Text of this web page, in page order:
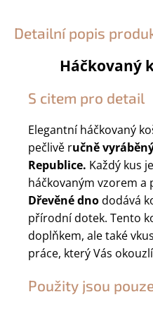
Detailní popis
Háčkovaný
S citem pro detail
Elegantní háčkovaný
pečlivě ručně
Republice. Každý kus
háčkovaným vzorem a
Dřevěné dnododává
přírodní dotek. Tento
doplňkem, ale také
práce, který Vás
Použity jsou